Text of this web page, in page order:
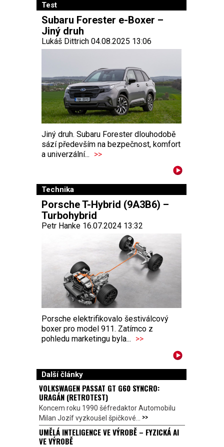
Test
Subaru Forester e-Boxer –
Jiný druh
Lukáš Dittrich 04.08.2025 13:06
Jiný druh. Subaru Forester dlouhodobě
sází především na bezpečnost, komfort
a univerzální... >>
Technika
Porsche T-Hybrid (9A3B6) –
Turbohybrid
Petr Hanke 16.07.2024 13:32
Porsche elektrifikovalo šestiválcový
boxer pro model 911. Zatímco z
pohledu marketingu byla... >>
Další články
VOLKSWAGEN PASSAT GT G60 SYNCRO:
URAGÁN (RETROTEST)
Koncem roku 1990 šéfredaktor Automobilu
Milan Jozíf vyzkoušel špičkové... >>
UMĚLÁ INTELIGENCE VE VÝROBĚ – FYZICKÁ AI
VE VÝROBĚ